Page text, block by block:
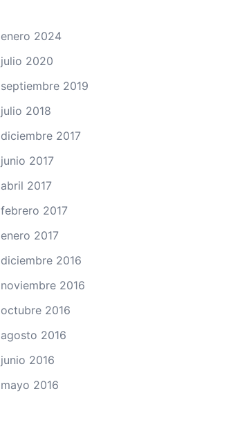
enero 2024
julio 2020
septiembre 2019
julio 2018
diciembre 2017
junio 2017
abril 2017
febrero 2017
enero 2017
diciembre 2016
noviembre 2016
octubre 2016
agosto 2016
junio 2016
mayo 2016